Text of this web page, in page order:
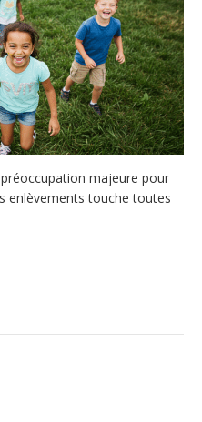
majeure pour
enlèvements touche toutes